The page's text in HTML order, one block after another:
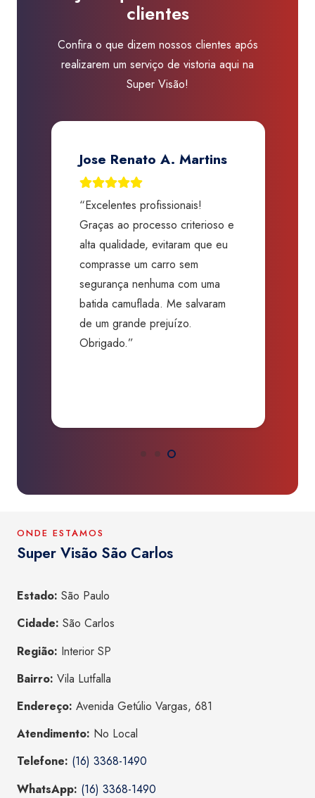
clientes
Confira o que dizem nossos clientes após
realizarem um serviço de vistoria aqui na
Super Visão!
Jose Renato A. Martins
“Excelentes profissionais!
Graças ao processo criterioso e
alta qualidade, evitaram que eu
comprasse um carro sem
segurança nenhuma com uma
batida camuflada. Me salvaram
de um grande prejuízo.
Obrigado.”
ONDE ESTAMOS
Super Visão São Carlos
Estado: São Paulo
Cidade: São Carlos
Região: Interior SP
Bairro: Vila Lutfalla
Endereço: Avenida Getúlio Vargas, 681
Atendimento: No Local
Telefone: (16) 3368-1490
WhatsApp: (16) 3368-1490